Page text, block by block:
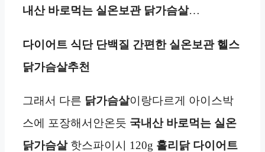
내산 바로먹는 실온보관 닭가슴살…
다이어트 식단 단백질 간편한 실온보관 헬스
닭가슴살추천
그래서 다른 닭가슴살이랑다르게 아이스박
스에 포장해서안온듯 국내산 바로먹는 실온
닭가슴살핫스파이시 120g 홀리닭 다이어트